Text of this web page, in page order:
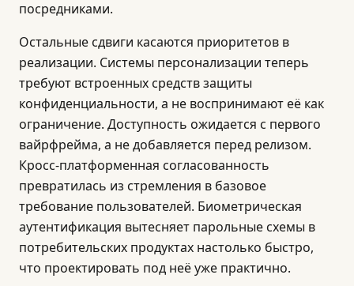
посредниками.
Остальные сдвиги касаются приоритетов в
реализации. Системы персонализации теперь
требуют встроенных средств защиты
конфиденциальности, а не воспринимают её как
ограничение. Доступность ожидается с первого
вайрфрейма, а не добавляется перед релизом.
Кросс-платформенная согласованность
превратилась из стремления в базовое
требование пользователей. Биометрическая
аутентификация вытесняет парольные схемы в
потребительских продуктах настолько быстро,
что проектировать под неё уже практично.